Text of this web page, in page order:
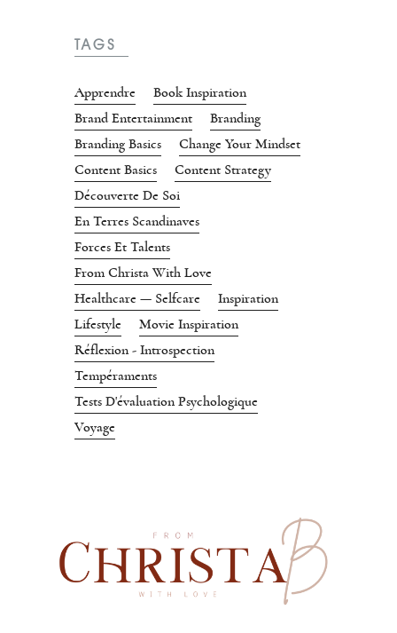
TAGS
Apprendre
Book Inspiration
Brand Entertainment
Branding
Branding Basics
Change Your Mindset
Content Basics
Content Strategy
Découverte De Soi
En Terres Scandinaves
Forces Et Talents
From Christa With Love
Healthcare — Selfcare
Inspiration
Lifestyle
Movie Inspiration
Réflexion - Introspection
Tempéraments
Tests D'évaluation Psychologique
Voyage